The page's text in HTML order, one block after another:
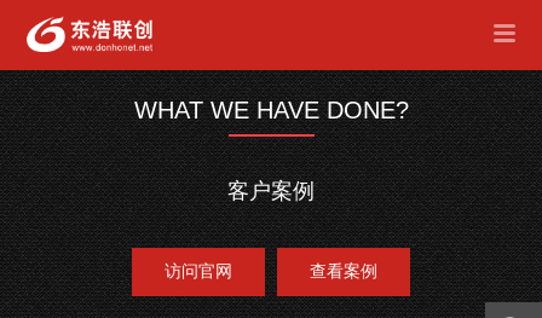
WHAT WE HAVE DONE?
客户案例
访问官网 查看案例